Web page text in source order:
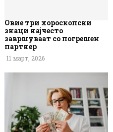
Овие три хороскопски
знаци најчесто
завршуваат со погрешен
партнер
11 март, 2026